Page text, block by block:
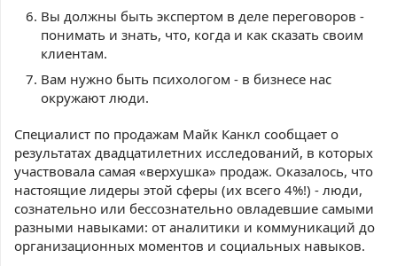
Вы должны быть экспертом в деле переговоров -
понимать и знать, что, когда и как сказать своим
клиентам.
Вам нужно быть психологом - в бизнесе нас
окружают люди.
Специалист по продажам Майк Канкл сообщает о
результатах двадцатилетних исследований, в которых
участвовала самая «верхушка» продаж. Оказалось, что
настоящие лидеры этой сферы (их всего 4%!) - люди,
сознательно или бессознательно овладевшие самыми
разными навыками: от аналитики и коммуникаций до
организационных моментов и социальных навыков.